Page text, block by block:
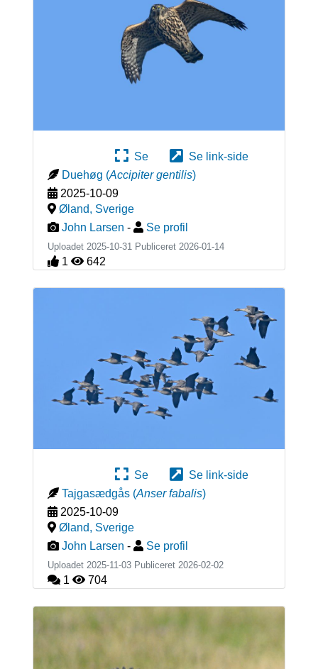
Se
Se link-side
Duehøg (Accipiter gentilis)
2025-10-09
Øland, Sverige
John Larsen - Se profil
Uploadet 2025-10-31 Publiceret 2026-01-14
1 642
Se
Se link-side
Tajgasædgås (Anser fabalis)
2025-10-09
Øland, Sverige
John Larsen - Se profil
Uploadet 2025-11-03 Publiceret 2026-02-02
1 704